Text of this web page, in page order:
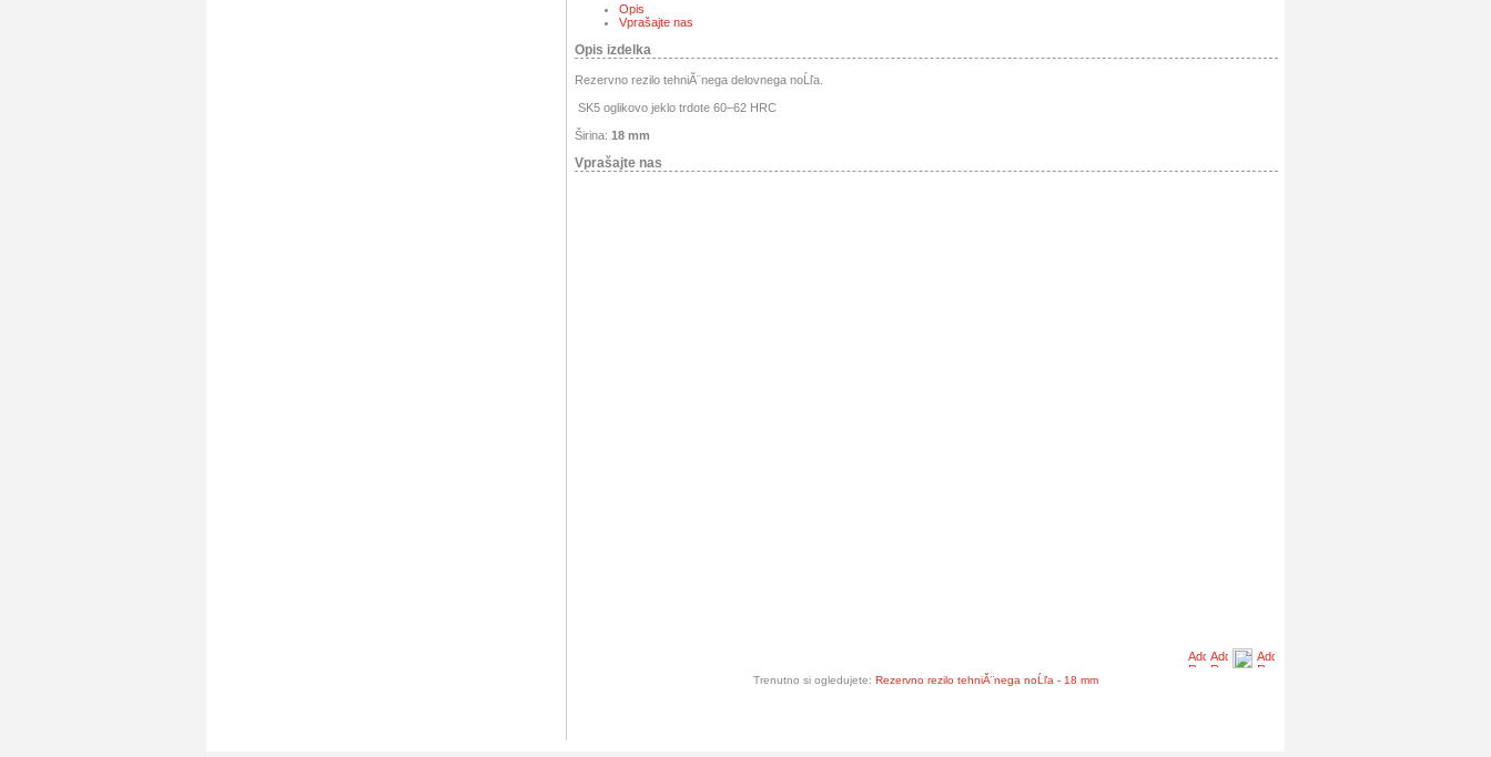
Opis
Vprašajte nas
Opis izdelka
Rezervno rezilo tehniĂ¨nega delovnega noĹľa.
SK5 oglikovo jeklo trdote 60–62 HRC
Širina: 18 mm
Vprašajte nas
Trenutno si ogledujete: Rezervno rezilo tehniĂ¨nega noĹľa - 18 mm